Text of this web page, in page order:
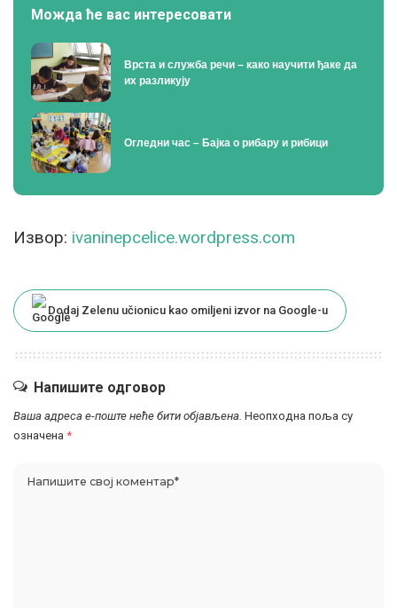
Можда ће вас интересовати
Врста и служба речи – како научити ђаке да
их разликују
Огледни час – Бајка о рибару и рибици
Извор: ivaninepcelice.wordpress.com
Dodaj Zelenu učionicu kao omiljeni izvor na Google-u
Напишите одговор
Ваша адреса е-поште неће бити објављена. Неопходна поља су
означена *